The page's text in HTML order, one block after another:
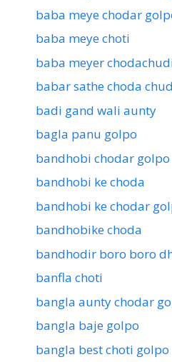
baba meye chodar
baba meye choti
baba meyer
babar sathe choda
badi gand wali aunty
bagla panu golpo
bandhobi chodar golpo
bandhobi ke choda
bandhobi ke chodar
bandhobike choda
bandhodir boro boro
banfla choti
bangla aunty chodar
bangla baje golpo
bangla best choti golpo